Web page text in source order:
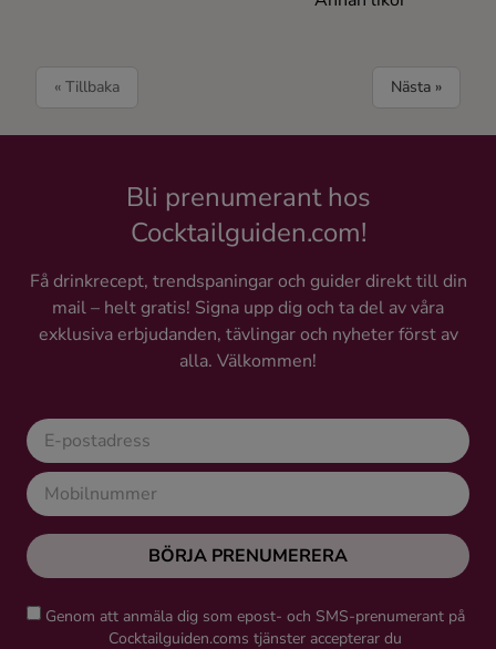
« Tillbaka Nästa »
Bli prenumerant hos
Cocktailguiden.com!
Få drinkrecept, trendspaningar och guider direkt till din
mail – helt gratis! Signa upp dig och ta del av våra
exklusiva erbjudanden, tävlingar och nyheter först av
alla. Välkommen!
BÖRJA PRENUMERERA
Genom att anmäla dig som epost- och SMS-prenumerant på
Cocktailguiden.coms tjänster accepterar du